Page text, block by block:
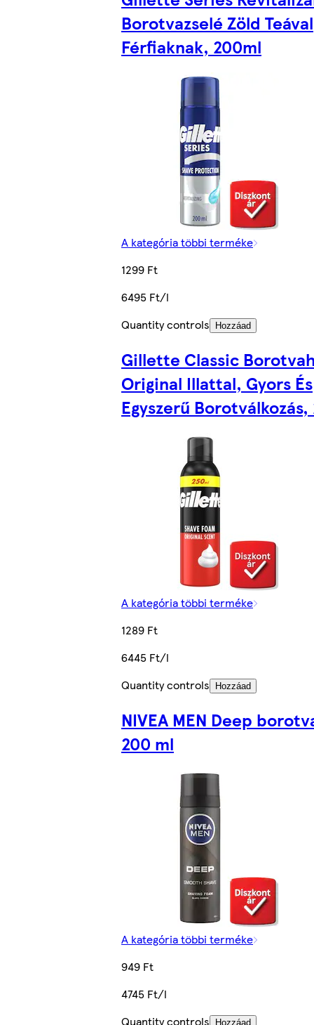
Borotvazselé Zöld
Férfiaknak, 200ml
A kategória többi terméke
1299 Ft
6495 Ft/l
Quantity controls
Hozzáad
Gillette Classic
Original Illattal, Gyors És
Egyszerű
A kategória többi terméke
1289 Ft
6445 Ft/l
Quantity controls
Hozzáad
NIVEA MEN Deep
200 ml
A kategória többi terméke
949 Ft
4745 Ft/l
Quantity controls
Hozzáad